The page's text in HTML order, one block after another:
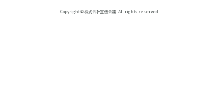
Copyright © 株式会社宣伝会議. All rights reserved.